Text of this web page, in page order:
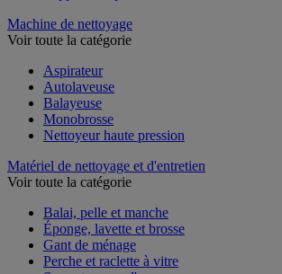
Machine de nettoyage
Aspirateur
Autolaveuse
Balayeuse
Monobrosse
Matériel de nettoyage et d'entretien
Balai, pelle et manche
Éponge, lavette et brosse
Gant de ménage